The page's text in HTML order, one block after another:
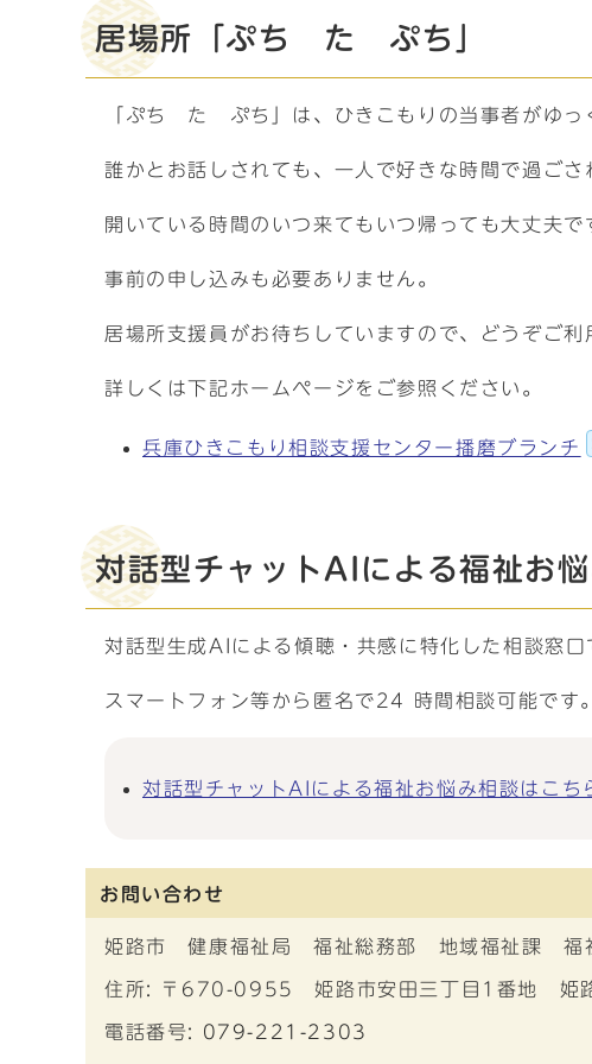
居場所「ぷち た ぷち」
「ぷち た ぷち」は、ひきこもりの当事者がゆっ
誰かとお話しされても、一人で好きな時間で過ごさ
開いている時間のいつ来てもいつ帰っても大丈夫で
事前の申し込みも必要ありません。
居場所支援員がお待ちしていますので、どうぞご利
詳しくは下記ホームページをご参照ください。
兵庫ひきこもり相談支援センター播磨ブランチ
対話型チャットAIによる福祉お
対話型生成AIによる傾聴・共感に特化した相談窓口
スマートフォン等から匿名で24 時間相談可能です。
対話型チャットAIによる福祉お悩み相談はこち
お問い合わせ
姫路市 健康福祉局 福祉総務部 地域福祉課 福
住所: 〒670-0955 姫路市安田三丁目1番地 姫
電話番号: 079-221-2303